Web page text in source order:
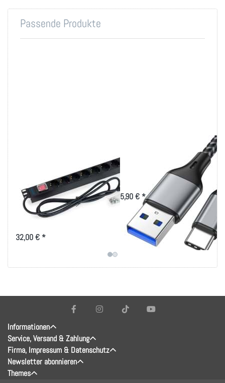
Passende Produkte
Steckdosenleiste 8-
fach Schuko mit
Schalter 16A
Schwarz
8-fach 19" Steckdosenleiste mit
32,00 € *
USB-A auf C Daten-
USB Typ-A-Stecker auf Typ-C-
Stecker, 1m Kabel
5,90 € *
Informationen
Service, Versand & Zahlung
Firma, Impressum & Datenschutz
Newsletter abonnieren
Themes